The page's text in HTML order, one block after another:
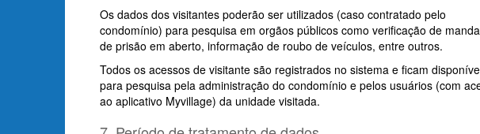
Os dados dos visitantes poderão ser utilizados (caso contratado pelo
condomínio) para pesquisa em orgãos públicos como verificação de
de prisão em aberto, informação de roubo de veículos, entre outros.
Todos os acessos de visitante são registrados no sistema e ficam
para pesquisa pela administração do condomínio e pelos usuários (com
ao aplicativo Myvillage) da unidade visitada.